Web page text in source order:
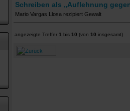
Schreiben als „Auflehnung
Mario Vargas Llosa rezipiert Gewalt
angezeigte Treffer 1 bis 10 (von 10 insgesamt)